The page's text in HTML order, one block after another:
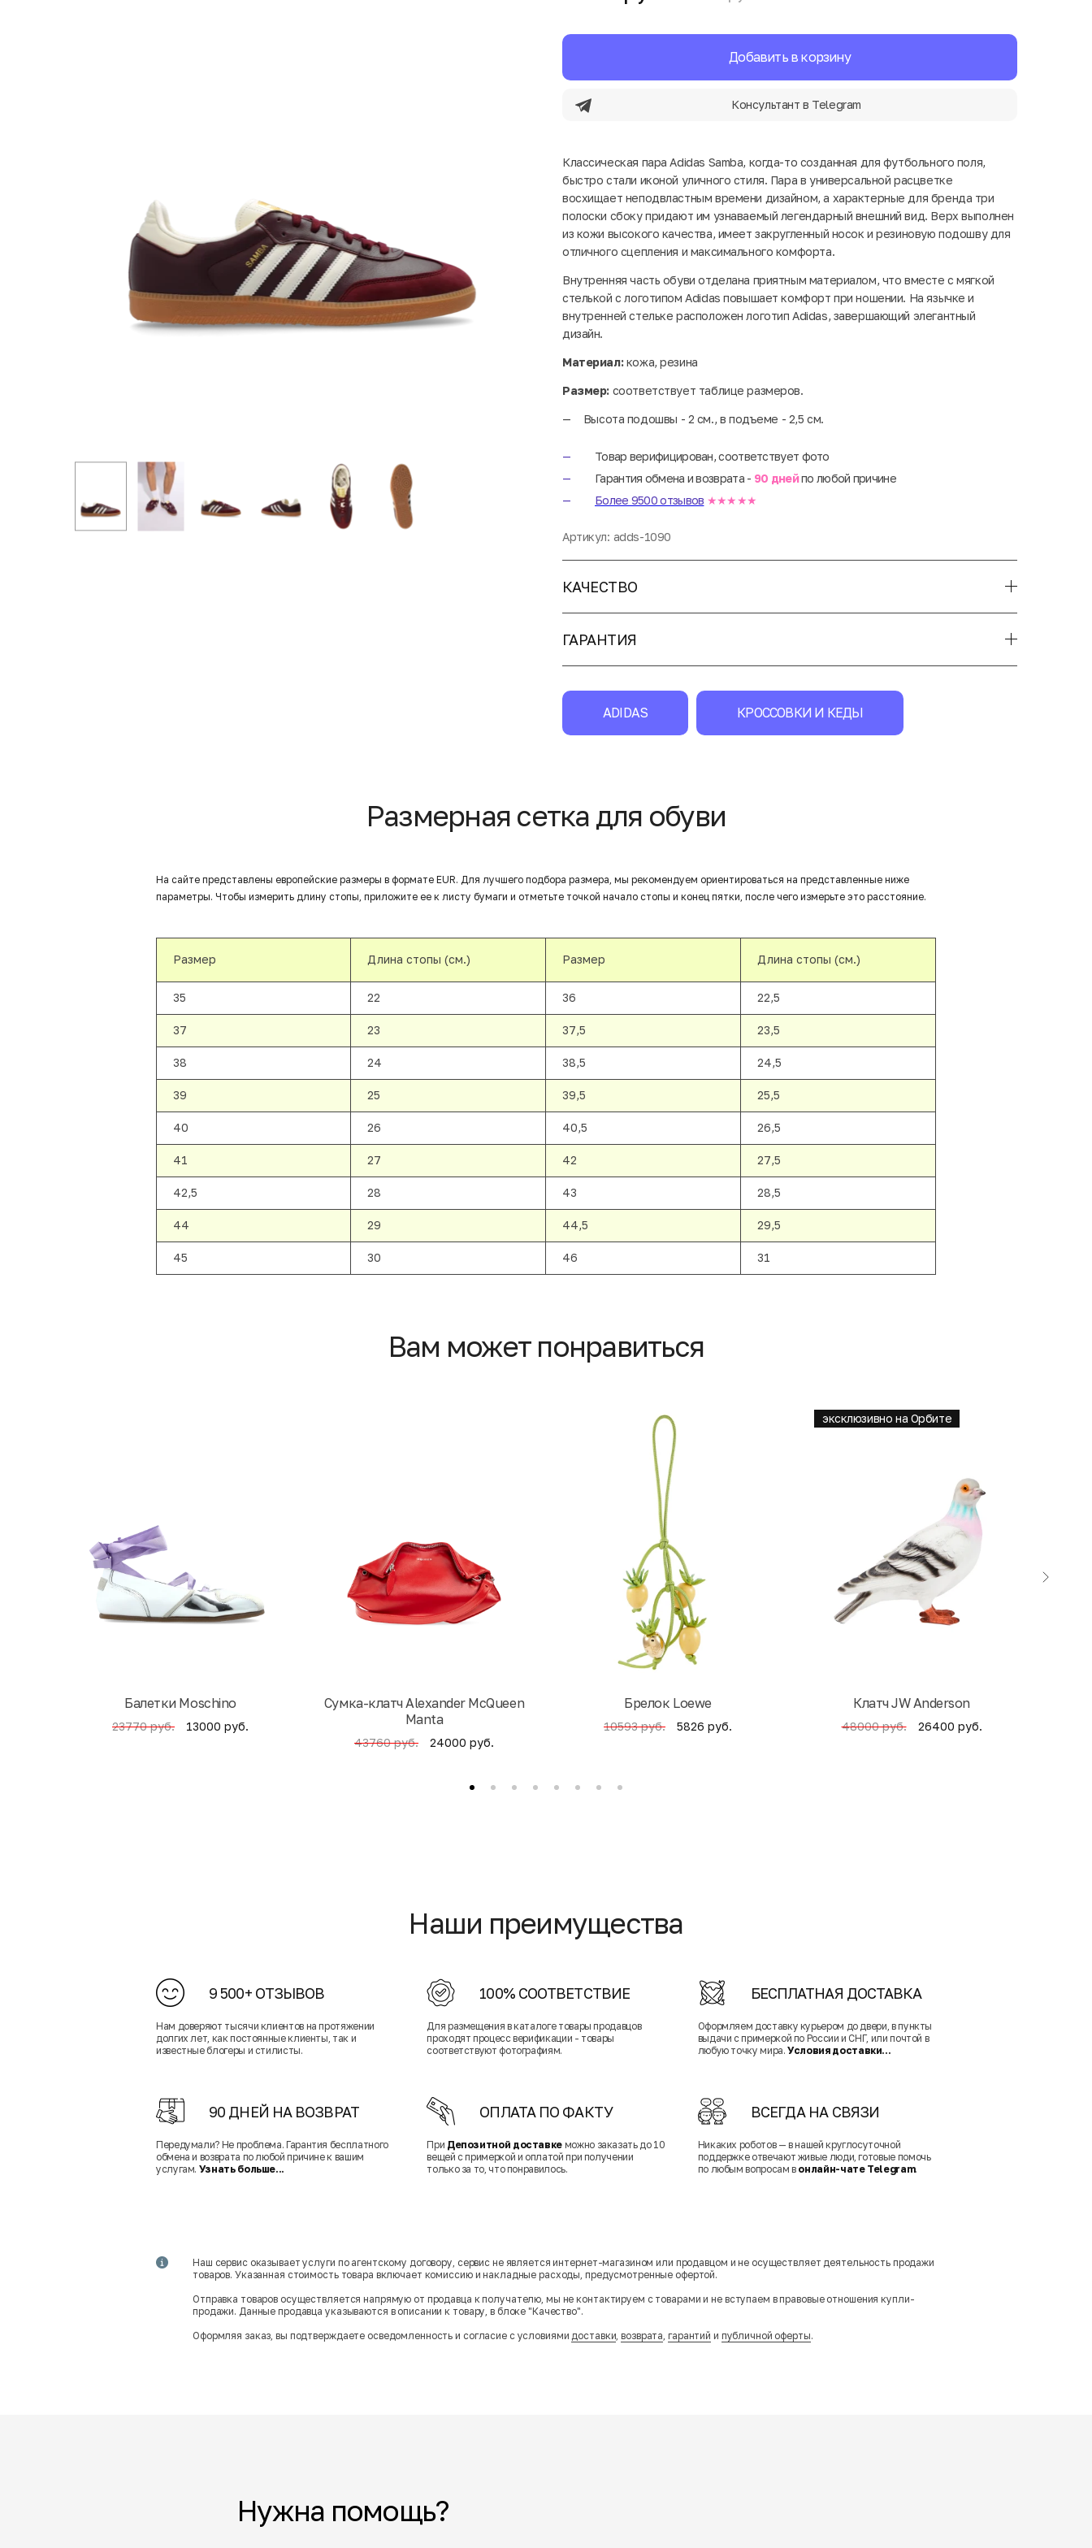
Добавить в корзину
Консультант в Telegram
Классическая пара Adidas Samba, когда-то созданная для футбольного поля,
быстро стали иконой уличного стиля. Пара в универсальной расцветке
восхищает неподвластным времени дизайном, а характерные для бренда три
полоски сбоку придают им узнаваемый легендарный внешний вид. Верх выполнен
из кожи высокого качества, имеет закругленный носок и резиновую подошву для
отличного сцепления и максимального комфорта.
Внутренняя часть обуви отделана приятным материалом, что вместе с мягкой
стелькой с логотипом Adidas повышает комфорт при ношении. На язычке и
внутренней стельке расположен логотип Adidas, завершающий элегантный
дизайн.
Материал:кожа, резина
Размер: соответствует таблице размеров.
Высота подошвы - 2 см., в подъеме - 2,5 см.
Товар верифицирован, соответствует фото
Гарантия обмена и возврата - 90 днейпо любой причине
Более 9500 отзывов ★★★★★
Артикул: adds-1090
КАЧЕСТВО
ГАРАНТИЯ
ADIDAS КРОССОВКИ И КЕДЫ
Размерная сетка для обуви
На сайте представлены европейские размеры в формате EUR. Для лучшего подбора размера, мы рекомендуем ориентироваться на представленные ниже
параметры. Чтобы измерить длину стопы, приложите ее к листу бумаги и отметьте точкой начало стопы и конец пятки, после чего измерьте это расстояние.
Размер Длина стопы (см.) Размер Длина стопы (см.)
35 22 36 22,5
37 23 37,5 23,5
38 24 38,5 24,5
39 25 39,5 25,5
40 26 40,5 26,5
41 27 42 27,5
42,5 28 43 28,5
44 29 44,5 29,5
45 30 46 31
Вам может понравиться
Балетки Moschino
23770 руб. 13000 руб.
Cумка-клатч Alexander McQueen
Manta
43760 руб. 24000 руб.
Брелок Loewe
10593 руб. 5826 руб.
эксклюзивно на Орбите
Клатч JW Anderson
48000 руб. 26400 руб.
Наши преимущества
9 500+ ОТЗЫВОВ
Нам доверяют тысячи клиентов на протяжении
долгих лет, как постоянные клиенты, так и
известные блогеры и стилисты.
100% СООТВЕТСТВИЕ
Для размещения в каталоге товары продавцов
проходят процесс верификации - товары
соответствуют фотографиям.
БЕСПЛАТНАЯ ДОСТАВКА
Оформляем доставку курьером до двери, в пункты
выдачи с примеркой по России и СНГ, или почтой в
любую точку мира.Условия доставки...
90 ДНЕЙ НА ВОЗВРАТ
Передумали? Не проблема. Гарантия бесплатного
обмена и возврата по любой причине к вашим
услугам. Узнать больше...
ОПЛАТА ПО ФАКТУ
При Депозитной доставке можно заказать до 10
вещей с примеркой и оплатой при получении
только за то, что понравилось.
ВСЕГДА НА СВЯЗИ
Никаких роботов — в нашей круглосуточной
поддержке отвечают живые люди, готовые помочь
по любым вопросам в онлайн-чате Telegram.
Наш сервис оказывает услуги по агентскому договору, сервис не является интернет-магазином или продавцом и не осуществляет деятельность продажи
товаров. Указанная стоимость товара включает комиссию и накладные расходы, предусмотренные офертой.
Отправка товаров осуществляется напрямую от продавца к получателю, мы не контактируем с товарами и не вступаем в правовые отношения купли-
продажи. Данные продавца указываются в описании к товару, в блоке "Качество".
Оформляя заказ, вы подтверждаете осведомленность и согласие с условиямидоставки,возврата, гарантий и публичной оферты.
Нужна помощь?